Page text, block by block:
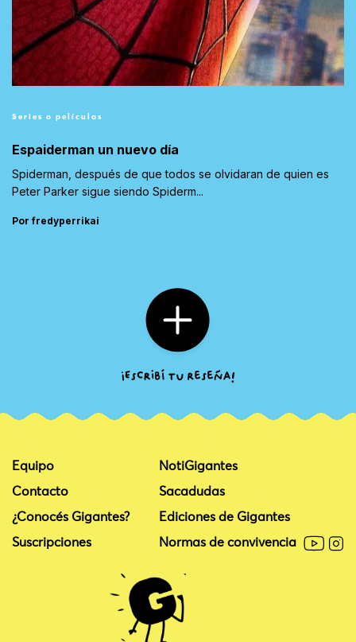
Series o películas
Espaiderman un nuevo día
Spiderman, después de que todos se olvidaran de quien es
Peter Parker sigue siendo Spiderm...
Por fredyperrikai
Equipo
Contacto
¿Conocés Gigantes?
Suscripciones
NotiGigantes
Sacadudas
Ediciones de Gigantes
Normas de convivencia